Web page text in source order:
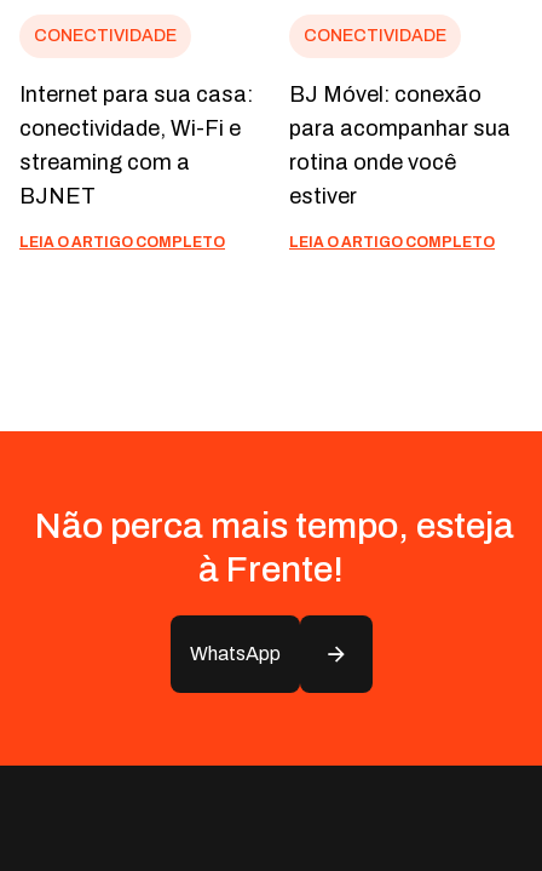
CONECTIVIDADE
Internet para sua casa:
conectividade, Wi-Fi e
streaming com a
BJNET
LEIA O ARTIGO COMPLETO
CONECTIVIDADE
BJ Móvel: conexão
para acompanhar sua
rotina onde você
estiver
LEIA O ARTIGO COMPLETO
Não perca mais tempo, esteja
à Frente!
WhatsApp